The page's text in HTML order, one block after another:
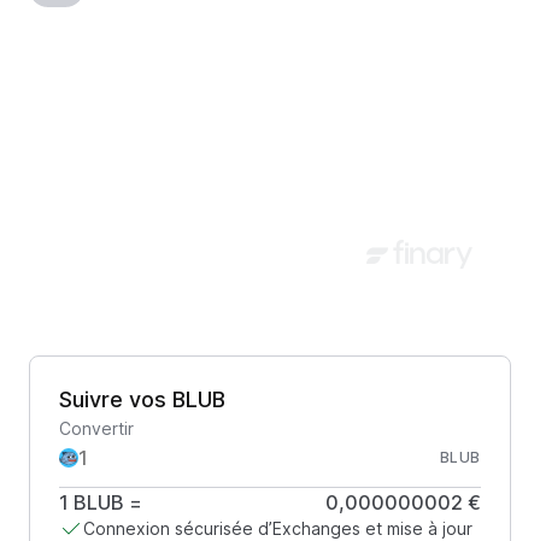
Suivre vos BLUB
Convertir
BLUB
1 BLUB = 0,000000002 €
Connexion sécurisée d’Exchanges et mise à jour